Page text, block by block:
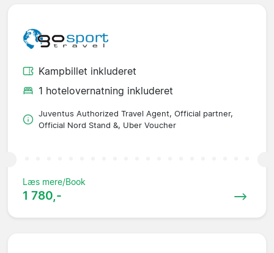
Kampbillet inkluderet
1 hotelovernatning inkluderet
Juventus Authorized Travel Agent, Official partner,
Official Nord Stand &, Uber Voucher
Læs mere/Book
1 780,-